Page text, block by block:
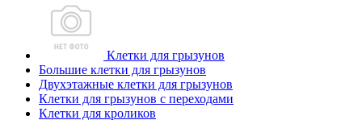
Клетки для грызунов
Большие клетки для грызунов
Двухэтажные клетки для грызунов
Клетки для грызунов с переходами
Клетки для кроликов